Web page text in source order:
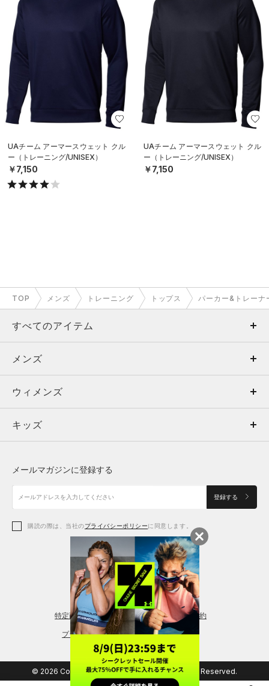
UAチーム アーマースウェット クル
ー（トレーニング/UNISEX）
￥7,150
UAチーム アーマースウェット クル
ー（トレーニング/UNISEX）
￥7,150
TOP メンズ トレーニング トップス パーカー&トレーナ
すべてのアイテム
メンズ
ウィメンズ
キッズ
アクセサリー
メンズ
トップス
ボトムス
アクセサリー
ウィメンズ
トップス
シューズ
アクセサリー
レギンス＆タイツ
キッズ
シューズ
メールマガジンに登録する
登録する
購読の際は、当社のプライバシーポリシーに同意します。
特定商取引法に基づく通販の表記 会員規約
プライバシーポリシー
© 2026 Copyright DOME Corporation. All Rights Reserved.